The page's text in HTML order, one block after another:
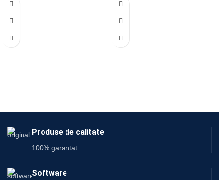
Produse de calitate
100% garantat
Software